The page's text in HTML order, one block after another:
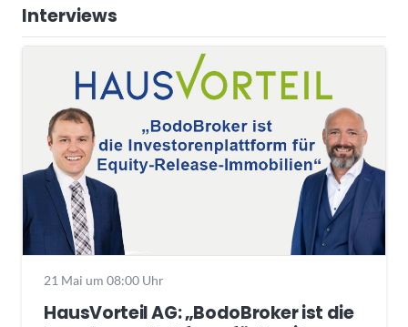
Interviews
21 Mai um 08:00 Uhr
HausVorteil AG: „BodoBroker ist die